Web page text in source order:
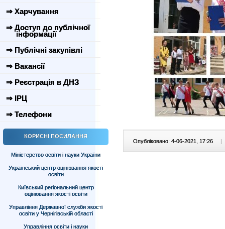
⇒ Харчування
⇒ Доступ до публічної
інформації
⇒ Публічні закупівлі
⇒ Вакансії
⇒ Реєстрація в ДНЗ
⇒ ІРЦ
⇒ Телефони
КОРИСНІ ПОСИЛАННЯ
Міністерство освіти і науки України
Український центр оцінювання якості
освіти
Київський регіональний центр
оцінювання якості освіти
Управління Державної служби якості
освіти у Чернігівській області
Управління освіти і науки
Опубліковано: 4-06-2021, 17:26 |